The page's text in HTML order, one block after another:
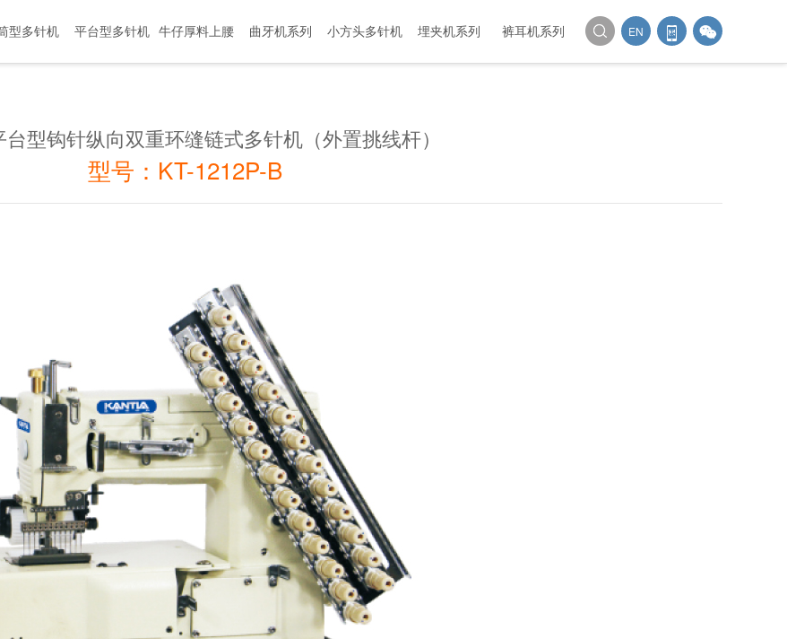
EN
型多针机 平台型多针机 牛仔厚料上腰 曲牙机系列 小方头多针机 埋夹机系列 裤耳机系列
型钩针纵向双重环缝链式多针机（外置挑线杆）
型号：KT-1212P-B